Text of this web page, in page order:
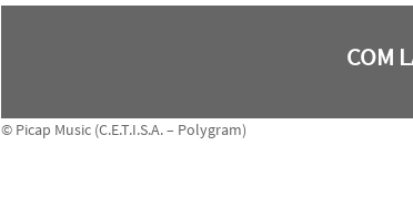
COM
© Picap Music (C.E.T.I.S.A. – Polygram)